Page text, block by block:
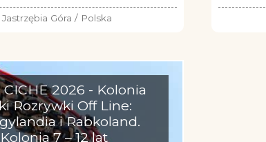
Jastrzębia Góra / Polska
CICHE 2026 - Kolonia
Rozrywki Off Line:
i Rabkoland.
Kolonia 7 – 12 lat